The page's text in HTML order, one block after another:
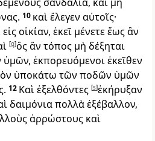
10 καὶ ἔλεγεν αὐτοῖς·
οἰκίαν, ἐκεῖ μένετε ἕως ἂν
[q]ὃς ἂν τόπος μὴ δέξηται
ἐκπορευόμενοι ἐκεῖθεν
ὑποκάτω τῶν ποδῶν ὑμῶν
12 Καὶ ἐξελθόντες [s]ἐκήρυξαν
δαιμόνια πολλὰ ἐξέβαλλον,
ἀρρώστους καὶ